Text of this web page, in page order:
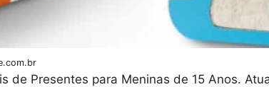
de Presentes para Meninas de 15 Anos.